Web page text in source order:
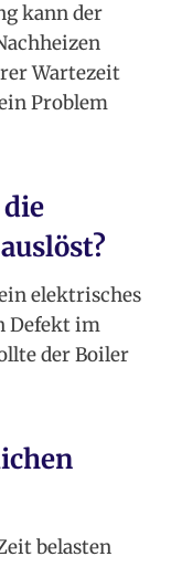
kann der
Wartezeit
Problem
elektrisches
Defekt im
der Boiler
belasten